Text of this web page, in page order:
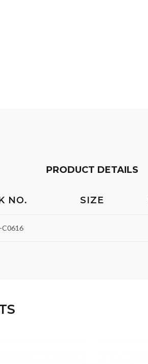
PRODUCT DETAILS
NO. SIZE
C0616